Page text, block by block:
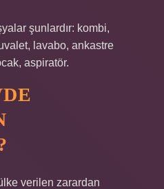
şunlardır: kombi,
lavabo, ankastre
aspiratör.
verilen zarardan